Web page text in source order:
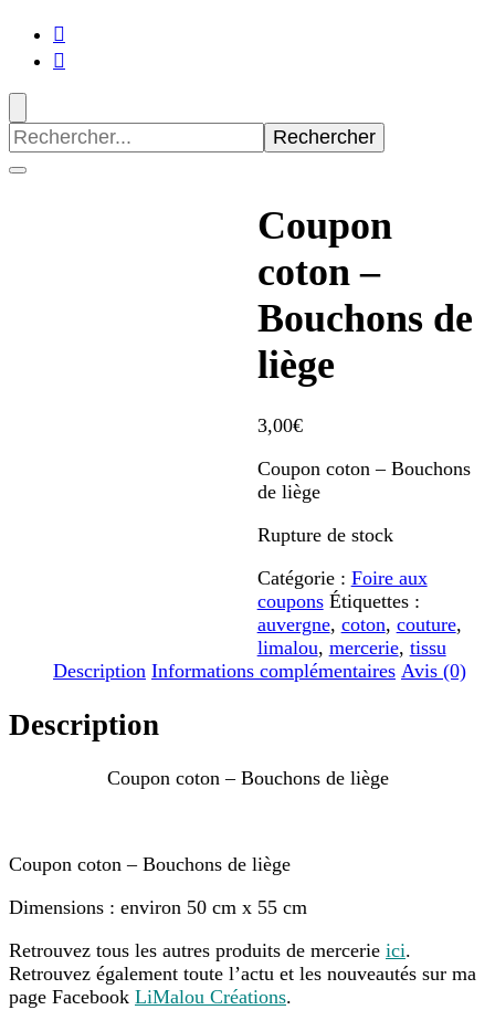
Recherche
pour
:
Coupon
coton –
Bouchons de
liège
3,00€
Coupon coton – Bouchons
de liège
Rupture de stock
Catégorie : Foire aux
coupons Étiquettes :
auvergne, coton, couture,
limalou, mercerie, tissu
Description Informations complémentaires Avis (0)
Description
Coupon coton – Bouchons de liège
Coupon coton – Bouchons de liège
Dimensions : environ 50 cm x 55 cm
Retrouvez tous les autres produits de mercerie ici.
Retrouvez également toute l’actu et les nouveautés sur ma
page Facebook LiMalou Créations.